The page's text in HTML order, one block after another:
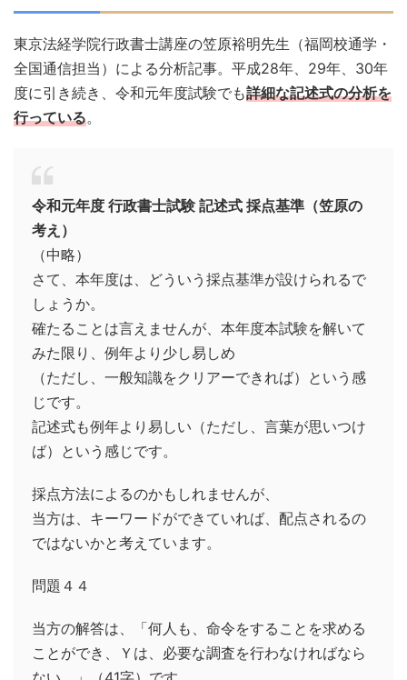
東京法経学院行政書士講座の笠原裕明先生（福岡校通学・
全国通信担当）による分析記事。平成28年、29年、30年
度に引き続き、令和元年度試験でも詳細な記述式の分析を
行っている。
令和元年度 行政書士試験 記述式 採点基準（笠原の
考え）
（中略）
さて、本年度は、どういう採点基準が設けられるで
しょうか。
確たることは言えませんが、本年度本試験を解いて
みた限り、例年より少し易しめ
（ただし、一般知識をクリアーできれば）という感
じです。
記述式も例年より易しい（ただし、言葉が思いつけ
ば）という感じです。
採点方法によるのかもしれませんが、
当方は、キーワードができていれば、配点されるの
ではないかと考えています。
問題４４
当方の解答は、「何人も、命令をすることを求める
ことができ、Ｙは、必要な調査を行わなければなら